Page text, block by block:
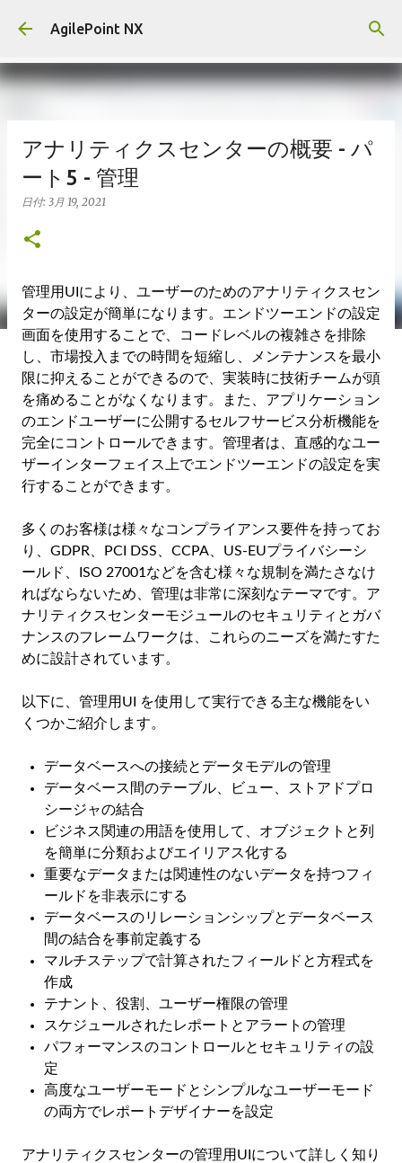
スキップしてメイン コンテンツに移動
AgilePoint NX
アナリティクスセンターの概要 - パ
ート5 - 管理
日付: 3月 19, 2021
管理用UIにより、ユーザーのためのアナリティクスセン
ターの設定が簡単になります。エンドツーエンドの設定
画面を使用することで、コードレベルの複雑さを排除
し、市場投入までの時間を短縮し、メンテナンスを最小
限に抑えることができるので、実装時に技術チームが頭
を痛めることがなくなります。また、アプリケーション
のエンドユーザーに公開するセルフサービス分析機能を
完全にコントロールできます。管理者は、直感的なユー
ザーインターフェイス上でエンドツーエンドの設定を実
行することができます。
多くのお客様は様々なコンプライアンス要件を持ってお
り、GDPR、PCI DSS、CCPA、US-EUプライバシーシ
ールド、ISO 27001などを含む様々な規制を満たさなけ
ればならないため、管理は非常に深刻なテーマです。ア
ナリティクスセンターモジュールのセキュリティとガバ
ナンスのフレームワークは、これらのニーズを満たすた
めに設計されています。
以下に、管理用UI を使用して実行できる主な機能をい
くつかご紹介します。
データベースへの接続とデータモデルの管理
データベース間のテーブル、ビュー、ストアドプロ
シージャの結合
ビジネス関連の用語を使用して、オブジェクトと列
を簡単に分類およびエイリアス化する
重要なデータまたは関連性のないデータを持つフィ
ールドを非表示にする
データベースのリレーションシップとデータベース
間の結合を事前定義する
マルチステップで計算されたフィールドと方程式を
作成
テナント、役割、ユーザー権限の管理
スケジュールされたレポートとアラートの管理
パフォーマンスのコントロールとセキュリティの設
定
高度なユーザーモードとシンプルなユーザーモード
の両方でレポートデザイナーを設定
アナリティクスセンターの管理用UIについて詳しく知り